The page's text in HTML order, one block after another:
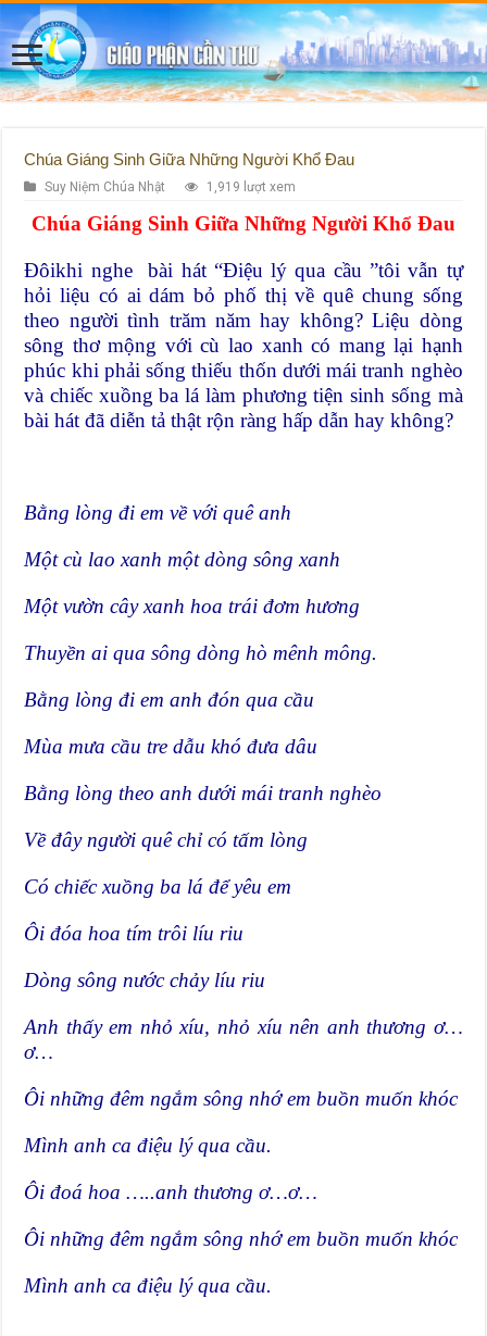
Chúa Giáng Sinh Giữa Những Người Khổ Đau
Suy Niệm Chúa Nhật 1,919 lượt xem
Chúa Giáng Sinh Giữa Những Người Khổ Đau
Đôikhi nghe bài hát “Điệu lý qua cầu ”tôi vẫn tự
hỏi liệu có ai dám bỏ phố thị về quê chung sống
theo người tình trăm năm hay không? Liệu dòng
sông thơ mộng với cù lao xanh có mang lại hạnh
phúc khi phải sống thiếu thốn dưới mái tranh nghèo
và chiếc xuồng ba lá làm phương tiện sinh sống mà
bài hát đã diễn tả thật rộn ràng hấp dẫn hay không?
Bằng lòng đi em về với quê anh
Một cù lao xanh một dòng sông xanh
Một vườn cây xanh hoa trái đơm hương
Thuyền ai qua sông dòng hò mênh mông.
Bằng lòng đi em anh đón qua cầu
Mùa mưa cầu tre dẫu khó đưa dâu
Bằng lòng theo anh dưới mái tranh nghèo
Về đây người quê chỉ có tấm lòng
Có chiếc xuồng ba lá để yêu em
Ôi đóa hoa tím trôi líu riu
Dòng sông nước chảy líu riu
Anh thấy em nhỏ xíu, nhỏ xíu nên anh thương ơ…
ơ…
Ôi những đêm ngắm sông nhớ em buồn muốn khóc
Mình anh ca điệu lý qua cầu.
Ôi đoá hoa …..anh thương ơ…ơ…
Ôi những đêm ngắm sông nhớ em buồn muốn khóc
Mình anh ca điệu lý qua cầu.